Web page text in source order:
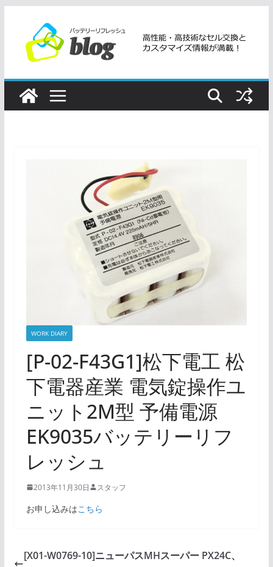
ツ
WORK DIARY
[P-02-F43G1]松下電工 松
下電器産業 電気錠操作ユ
ニット2M型 予備電源
EK9035バッテリーリフ
レッシュ
2013年11月30日 スタッフ
お申し込みはこちら
[X01-W0769-10]ニューパスMHスーパー PX24C、